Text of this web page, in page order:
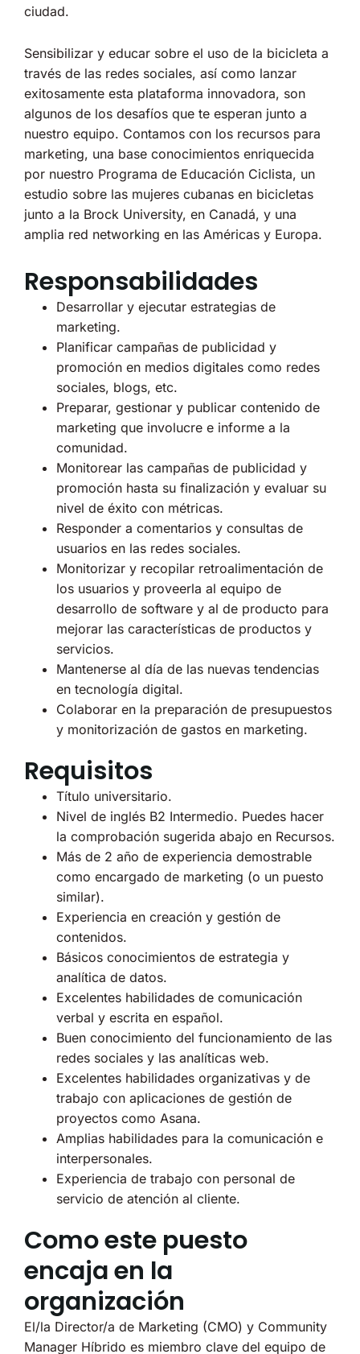
ciudad.
Sensibilizar y educar sobre el uso de la bicicleta a
través de las redes sociales, así como lanzar
exitosamente esta plataforma innovadora, son
algunos de los desafíos que te esperan junto a
nuestro equipo. Contamos con los recursos para
marketing, una base conocimientos enriquecida
por nuestro Programa de Educación Ciclista, un
estudio sobre las mujeres cubanas en bicicletas
junto a la Brock University, en Canadá, y una
amplia red networking en las Américas y Europa.
Responsabilidades
Desarrollar y ejecutar estrategias de
marketing.
Planificar campañas de publicidad y
promoción en medios digitales como redes
sociales, blogs, etc.
Preparar, gestionar y publicar contenido de
marketing que involucre e informe a la
comunidad.
Monitorear las campañas de publicidad y
promoción hasta su finalización y evaluar su
nivel de éxito con métricas.
Responder a comentarios y consultas de
usuarios en las redes sociales.
Monitorizar y recopilar retroalimentación de
los usuarios y proveerla al equipo de
desarrollo de software y al de producto para
mejorar las características de productos y
servicios.
Mantenerse al día de las nuevas tendencias
en tecnología digital.
Colaborar en la preparación de presupuestos
y monitorización de gastos en marketing.
Requisitos
Título universitario.
Nivel de inglés B2 Intermedio. Puedes hacer
la comprobación sugerida abajo en Recursos.
Más de 2 año de experiencia demostrable
como encargado de marketing (o un puesto
similar).
Experiencia en creación y gestión de
contenidos.
Básicos conocimientos de estrategia y
analítica de datos.
Excelentes habilidades de comunicación
verbal y escrita en español.
Buen conocimiento del funcionamiento de las
redes sociales y las analíticas web.
Excelentes habilidades organizativas y de
trabajo con aplicaciones de gestión de
proyectos como Asana.
Amplias habilidades para la comunicación e
interpersonales.
Experiencia de trabajo con personal de
servicio de atención al cliente.
Como este puesto
encaja en la
organización
El/la Director/a de Marketing (CMO) y Community
Manager Híbrido es miembro clave del equipo de